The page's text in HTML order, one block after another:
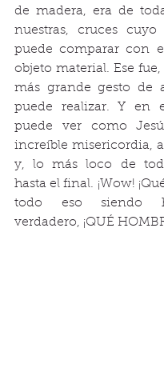
de madera, era de
nuestras, cruces
puede comparar con
objeto material. Ese
más grande gesto de
puede realizar. Y en
puede ver como
increíble misericordia,
y, lo más loco de
hasta el final. ¡Wow!
todo eso siendo
verdadero, ¡QUÉ